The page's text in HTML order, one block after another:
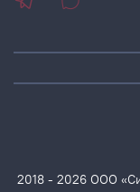
2018 - 2026 ООО